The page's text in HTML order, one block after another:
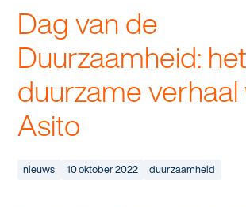
Suggesties
werken bij asito
one go - werk beter samen met
co2-uitstoot rapportage 2023
duurzame bedrijfskleding
Dagelijkse schoonmaak
Interieurreiniging
Vloerreiniging
Schoonmaak
sectoren
In de buurt
Industrie
wij zijn Asito
Dag van de
Duurzaamheid: het
duurzame verhaal
Asito
nieuws 10 oktober 2022 duurzaamheid